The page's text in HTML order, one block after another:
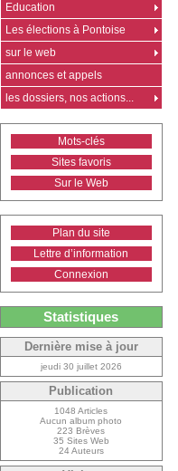
Education
Les élections à Pontoise
sur le web
annonces et appels
les dossiers, nos actions...
Mots-clés
Sites favoris
Sur le Web
Plan du site
Lettre d’information
Connexion
Statistiques
Dernière mise à jour
jeudi 30 juillet 2026
Publication
1048 Articles
Aucun album photo
223 Brèves
35 Sites Web
24 Auteurs